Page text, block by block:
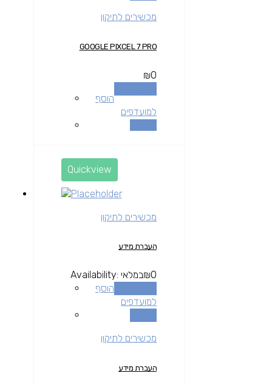
מכשירים לתיקון
GOOGLE PIXCEL 7 PRO
₪0
הוסף
למועדפים
Quickview
מכשירים לתיקון
העברת מידע
₪0
Availability: במלאי
הוסף
למועדפים
מכשירים לתיקון
העברת מידע